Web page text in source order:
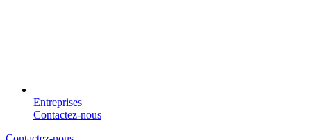
Entreprises
Contactez-nous